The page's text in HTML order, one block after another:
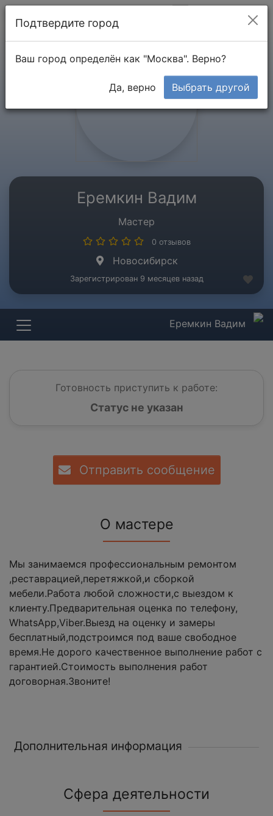
Еремкин Вадим
Мастер
0 отзывов
Новосибирск
Зарегистрирован 9 месяцев назад
Еремкин Вадим
Готовность приступить к работе:
Статус не указан
Отправить сообщение
О мастере
Мы занимаемся профессиональным ремонтом
,реставрацией,перетяжкой,и сборкой
мебели.Работа любой сложности,с выездом к
клиенту.Предварительная оценка по телефону,
WhatsApp,Viber.Выезд на оценку и замеры
бесплатный,подстроимся под ваше свободное
время.Не дорого качественное выполнение работ с
гарантией.Стоимость выполнения работ
договорная.Звоните!
Дополнительная информация
Сфера деятельности
Подтвердите город
Ваш город определён как "Москва". Верно?
Да, верно Выбрать другой